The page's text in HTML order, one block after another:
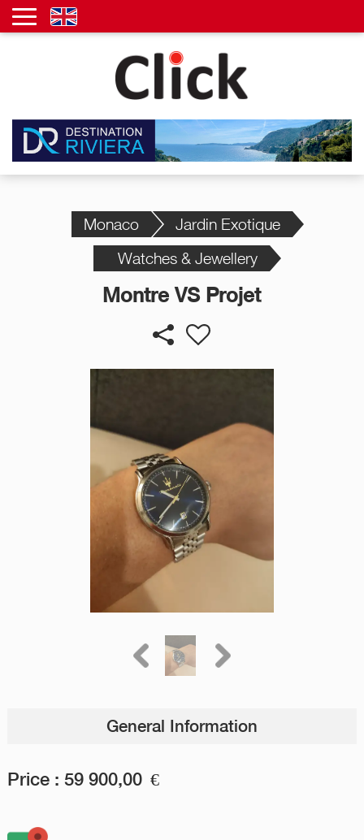
Monaco
Jardin Exotique
Watches & Jewellery
Montre VS Projet
General Information
Price : 59 900,00 €